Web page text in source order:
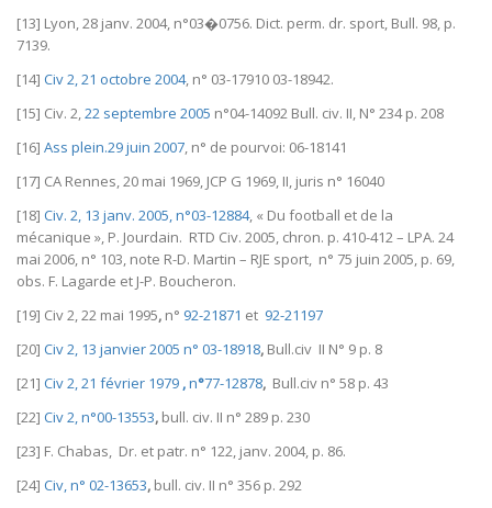
[13] Lyon, 28 janv. 2004, n°03�0756. Dict. perm. dr. sport, Bull. 98, p.
7139.
[14] Civ 2, 21 octobre 2004, n° 03-17910 03-18942.
[15] Civ. 2,22 septembre 2005 n°04-14092 Bull. civ. II, N° 234 p. 208
[16] Ass plein.29 juin 2007, n° de pourvoi: 06-18141
[17] CA Rennes, 20 mai 1969, JCP G 1969, II, juris n° 16040
[18] Civ. 2, 13 janv. 2005, n°03-12884, « Du football et de la
mécanique », P. Jourdain. RTD Civ. 2005, chron. p. 410-412 – LPA. 24
mai 2006, n° 103, note R-D. Martin – RJE sport, n° 75 juin 2005, p. 69,
obs. F. Lagarde et J-P. Boucheron.
[19] Civ 2, 22 mai 1995, n° 92-21871 et 92-21197
[20] Civ 2, 13 janvier 2005 n° 03-18918, Bull.civ II N° 9 p. 8
[21] Civ 2, 21 février 1979 ,n°77-12878, Bull.civ n° 58 p. 43
[22] Civ 2, n°00-13553, bull. civ. II n° 289 p. 230
[23] F. Chabas, Dr. et patr. n° 122, janv. 2004, p. 86.
[24] Civ, n° 02-13653, bull. civ. II n° 356 p. 292